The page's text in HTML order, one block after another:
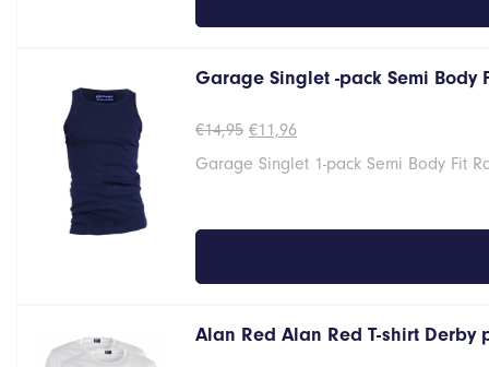
Garage Singlet -pack Semi Body
€14,95 Oorspronkelijke
was:
€11,96Huidige
is:
Garage Singlet 1-pack Semi Body Fit
Alan Red Alan Red T-shirt Derby